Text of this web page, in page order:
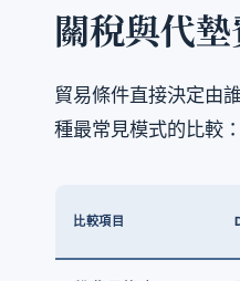
關稅與代
貿易條件直接決定由
種最常見模式的比較：
比較項目